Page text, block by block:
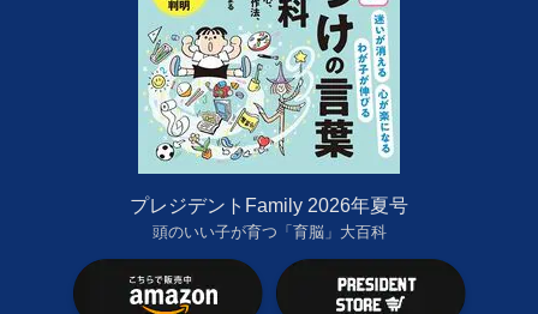
プレジデントFamily 2026年夏号
頭のいい子が育つ「育脳」大百科